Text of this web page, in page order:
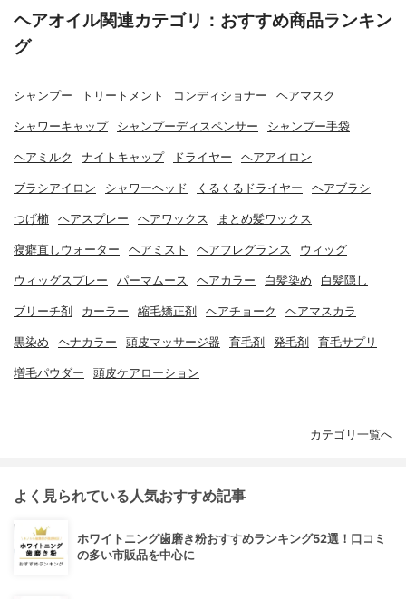
ヘアオイル関連カテゴリ：おすすめ商品ランキン
グ
シャンプー トリートメント コンディショナー ヘアマスク
シャワーキャップ シャンプーディスペンサー シャンプー手袋
ヘアミルク ナイトキャップ ドライヤー ヘアアイロン
ブラシアイロン シャワーヘッド くるくるドライヤー ヘアブラシ
つげ櫛 ヘアスプレー ヘアワックス まとめ髪ワックス
寝癖直しウォーター ヘアミスト ヘアフレグランス ウィッグ
ウィッグスプレー パーマムース ヘアカラー 白髪染め 白髪隠し
ブリーチ剤 カーラー 縮毛矯正剤 ヘアチョーク ヘアマスカラ
黒染め ヘナカラー 頭皮マッサージ器 育毛剤 発毛剤 育毛サプリ
増毛パウダー 頭皮ケアローション
カテゴリ一覧へ
よく見られている人気おすすめ記事
ホワイトニング歯磨き粉おすすめランキング52選！口コミ
の多い市販品を中心に